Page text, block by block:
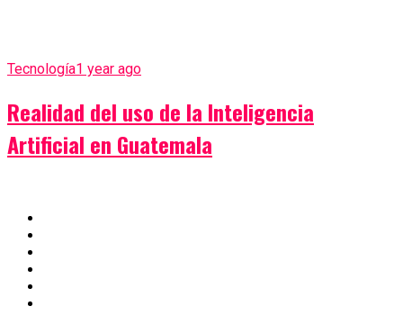
Tecnología1 year ago
Realidad del uso de la Inteligencia
Artificial en Guatemala